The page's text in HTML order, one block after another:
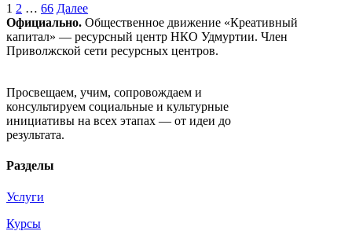
Пагинация
записей
1 2 … 66 Далее
Официально. Общественное движение «Креативный
капитал» — ресурсный центр НКО Удмуртии. Член
Приволжской сети ресурсных центров.
Просвещаем, учим, сопровождаем и
консультируем социальные и культурные
инициативы на всех этапах — от идеи до
результата.
Разделы
Услуги
Курсы